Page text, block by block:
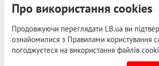
Про використання cookies
Продовжуючи переглядати LB.ua ви
ознайомилися з Правилами користування
погоджуєтеся на використання файлів